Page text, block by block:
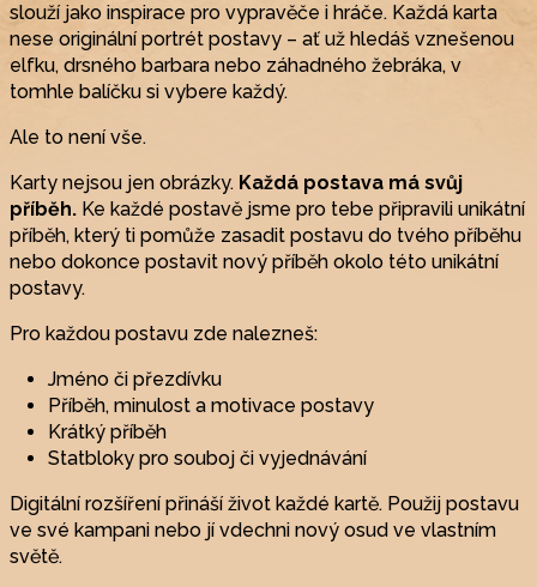
slouží jako inspirace pro vypravěče i hráče. Každá karta
nese originální portrét postavy – ať už hledáš vznešenou
elfku, drsného barbara nebo záhadného žebráka, v
tomhle balíčku si vybere každý.
Ale to není vše.
Karty nejsou jen obrázky. Každá postava má svůj
příběh. Ke každé postavě jsme pro tebe připravili unikátní
příběh, který ti pomůže zasadit postavu do tvého příběhu
nebo dokonce postavit nový příběh okolo této unikátní
postavy.
Pro každou postavu zde nalezneš:
Jméno či přezdívku
Příběh, minulost a motivace postavy
Krátký příběh
Statbloky pro souboj či vyjednávání
Digitální rozšíření přináší život každé kartě. Použij postavu
ve své kampani nebo jí vdechni nový osud ve vlastním
světě.